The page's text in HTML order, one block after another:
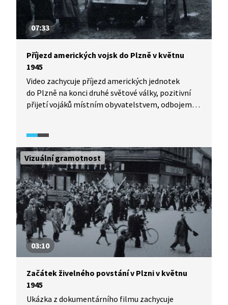
07:33
Příjezd amerických vojsk do Plzně v květnu
1945
Video zachycuje příjezd amerických jednotek
do Plzně na konci druhé světové války, pozitivní
přijetí vojáků místním obyvatelstvem, odbojem
bez boje. Ukázka je z dokumentárního filmu,
obsahuje hrané scény, dobové záběry a fotografie,
výpovědi pamětníků i historiků.
Vizuální gramotnost
03:10
Začátek živelného povstání v Plzni v květnu
1945
Ukázka z dokumentárního filmu zachycuje